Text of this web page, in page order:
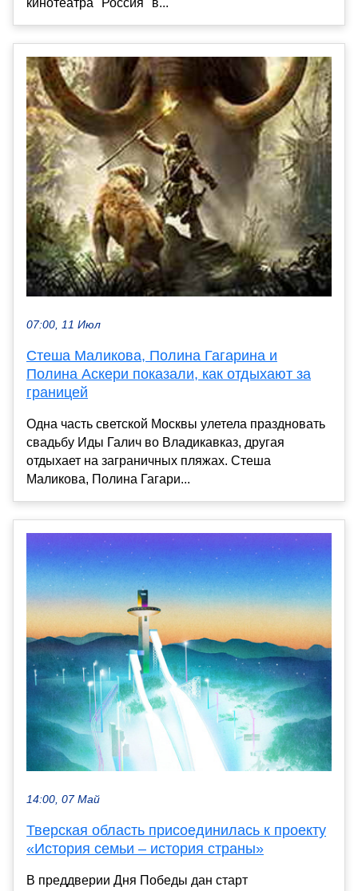
кинотеатра "Россия" в...
07:00, 11 Июл
Стеша Маликова, Полина Гагарина и
Полина Аскери показали, как отдыхают за
границей
Одна часть светской Москвы улетела праздновать
свадьбу Иды Галич во Владикавказ, другая
отдыхает на заграничных пляжах. Стеша
Маликова, Полина Гагари...
14:00, 07 Май
Тверская область присоединилась к проекту
«История семьи – история страны»
В преддверии Дня Победы дан старт